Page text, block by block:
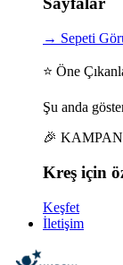
→ Sepeti
⭐ Öne
Şu anda
🎉
Kreş için
Keşfet
İletişim